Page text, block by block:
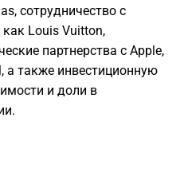
сотрудничество с
Louis Vuitton,
партнерства с Apple,
а также инвестиционную
и доли в